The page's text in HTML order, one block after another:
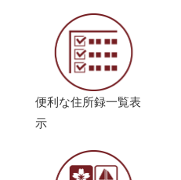
便利な住所録一覧表
示